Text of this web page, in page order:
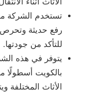
تستخدم الشركة
رفع حديثة
للتأكد من جودتها.
يتوفر في هذه
بالكويت أسطولًا
الأثاث المختلفة